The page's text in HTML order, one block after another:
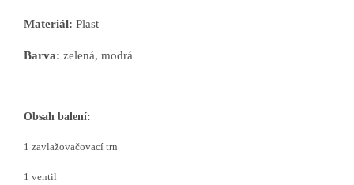
Materiál: Plast
Barva: zelená, modrá
Obsah balení:
1 zavlažovačovací trn
1 ventil